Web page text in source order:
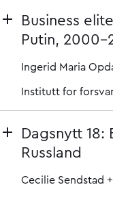
Business
Putin, 2000-
Ingerid Maria
Institutt for
Dagsnytt 18:
Russland
Cecilie Sendstad